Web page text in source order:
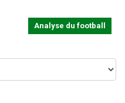
Analyse du football